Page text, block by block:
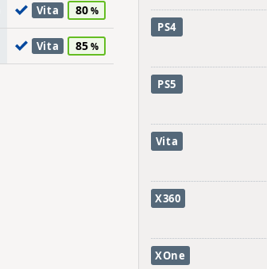
Vita 80
Vita 85
PS4
PS5
Vita
X360
XOne